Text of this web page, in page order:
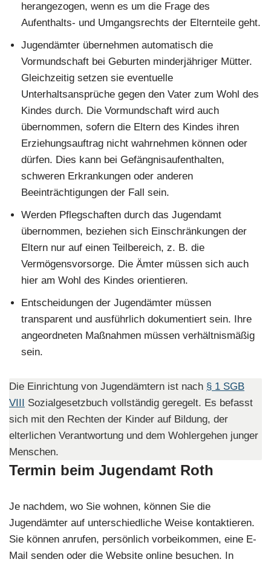
herangezogen, wenn es um die Frage des
Aufenthalts- und Umgangsrechts der Elternteile geht.
Jugendämter übernehmen automatisch die
Vormundschaft bei Geburten minderjähriger Mütter.
Gleichzeitig setzen sie eventuelle
Unterhaltsansprüche gegen den Vater zum Wohl des
Kindes durch. Die Vormundschaft wird auch
übernommen, sofern die Eltern des Kindes ihren
Erziehungsauftrag nicht wahrnehmen können oder
dürfen. Dies kann bei Gefängnisaufenthalten,
schweren Erkrankungen oder anderen
Beeinträchtigungen der Fall sein.
Werden Pflegschaften durch das Jugendamt
übernommen, beziehen sich Einschränkungen der
Eltern nur auf einen Teilbereich, z. B. die
Vermögensvorsorge. Die Ämter müssen sich auch
hier am Wohl des Kindes orientieren.
Entscheidungen der Jugendämter müssen
transparent und ausführlich dokumentiert sein. Ihre
angeordneten Maßnahmen müssen verhältnismäßig
sein.
Die Einrichtung von Jugendämtern ist nach § 1 SGB
VIII Sozialgesetzbuch vollständig geregelt. Es befasst
sich mit den Rechten der Kinder auf Bildung, der
elterlichen Verantwortung und dem Wohlergehen junger
Menschen.
Termin beim Jugendamt Roth
Je nachdem, wo Sie wohnen, können Sie die
Jugendämter auf unterschiedliche Weise kontaktieren.
Sie können anrufen, persönlich vorbeikommen, eine E-
Mail senden oder die Website online besuchen. In